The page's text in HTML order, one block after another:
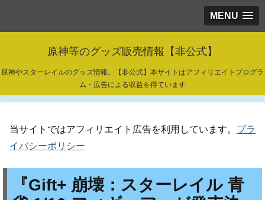
MENU
原神等のグッズ販売情報【非公式】
原神やスターレイルのグッズ情報。【非公式】本サイトはアフィリエイトプログラ
ム・広告による収益を得ています
当サイトではアフィリエイト広告を利用しています。 プラ
イバシーポリシー
『Gift+ 崩壊：スターレイル 青